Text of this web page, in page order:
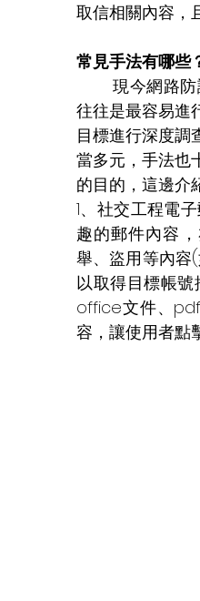
取信相關內容，
常見手法有哪些
	現今網路防護設備技術日新月異，防護力量亦是逐年提升，為突破防禦設備，社交工程
往往是最容易進
目標進行深度調
當多元，手法也
的目的，這邊介
1、社交工程電
趣的郵件內容
舉、盜用等內容
以取得目標帳
office文件、
容，讓使用者點